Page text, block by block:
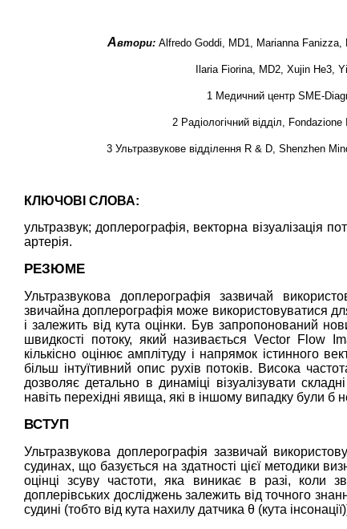
Автори: Alfredo Goddi, MD1, Marianna
Ilaria Fiorina, MD2, Xujin He3,
1 Медичний центр SME-
2 Радіологічний відділ,
3 Ультразвукове відділення R & D, Shenzhen
КЛЮЧОВІ СЛОВА:
ультразвук; доплерографія, векторна візуалізація
артерія.
РЕЗЮМЕ
Ультразвукова доплерографія зазвичай
звичайна доплерографія може використовуватися
і залежить від кута оцінки. Був запропонований
швидкості потоку, який називається Vector Flow
кількісно оцінює амплітуду і напрямок істинного
більш інтуїтивний опис рухів потоків. Висока
дозволяє детально в динаміці візуалізувати
навіть перехідні явища, які в іншому випадку були б
ВСТУП
Ультразвукова доплерографія зазвичай
судинах, що базується на здатності цієї методики
оцінці зсуву частоти, яка виникає в разі, коли
доплерівських досліджень залежить від точного
судині (тобто від кута нахилу датчика θ (кута